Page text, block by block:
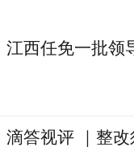
江西任免一批领
滴答视评 ｜整改